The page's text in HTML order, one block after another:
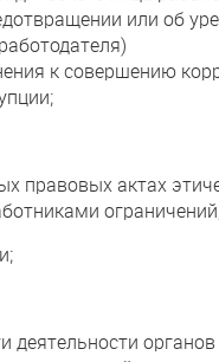
или об
к совершению
актах
органов